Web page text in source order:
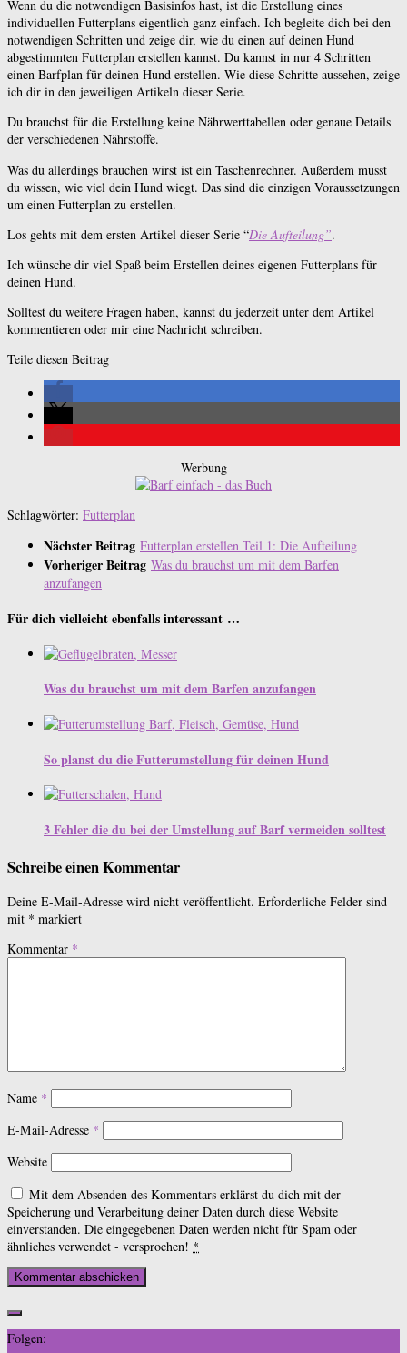
Wenn du die notwendigen Basisinfos hast, ist die Erstellung eines
individuellen Futterplans eigentlich ganz einfach. Ich begleite dich bei den
notwendigen Schritten und zeige dir, wie du einen auf deinen Hund
abgestimmten Futterplan erstellen kannst. Du kannst in nur 4 Schritten
einen Barfplan für deinen Hund erstellen. Wie diese Schritte aussehen, zeige
ich dir in den jeweiligen Artikeln dieser Serie.
Du brauchst für die Erstellung keine Nährwerttabellen oder genaue Details
der verschiedenen Nährstoffe.
Was du allerdings brauchen wirst ist ein Taschenrechner. Außerdem musst
du wissen, wie viel dein Hund wiegt. Das sind die einzigen Voraussetzungen
um einen Futterplan zu erstellen.
Los gehts mit dem ersten Artikel dieser Serie “Die Aufteilung”.
Ich wünsche dir viel Spaß beim Erstellen deines eigenen Futterplans für
deinen Hund.
Solltest du weitere Fragen haben, kannst du jederzeit unter dem Artikel
kommentieren oder mir eine Nachricht schreiben.
Teile diesen Beitrag
Werbung
Schlagwörter: Futterplan
Nächster Beitrag Futterplan erstellen Teil 1: Die Aufteilung
Vorheriger Beitrag Was du brauchst um mit dem Barfen
anzufangen
Für dich vielleicht ebenfalls interessant …
Was du brauchst um mit dem Barfen anzufangen
So planst du die Futterumstellung für deinen Hund
3 Fehler die du bei der Umstellung auf Barf vermeiden solltest
Schreibe einen Kommentar
Deine E-Mail-Adresse wird nicht veröffentlicht. Erforderliche Felder sind
mit * markiert
Kommentar *
Name *
E-Mail-Adresse *
Website
Mit dem Absenden des Kommentars erklärst du dich mit der
Speicherung und Verarbeitung deiner Daten durch diese Website
einverstanden. Die eingegebenen Daten werden nicht für Spam oder
ähnliches verwendet - versprochen! *
Folgen: